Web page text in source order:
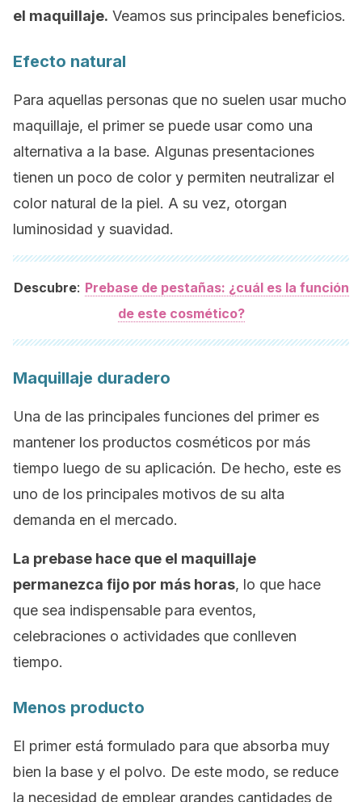
el maquillaje. Veamos sus principales beneficios.
Efecto natural
Para aquellas personas que no suelen usar mucho
maquillaje, el primer se puede usar como una
alternativa a la base. Algunas presentaciones
tienen un poco de color y permiten neutralizar el
color natural de la piel. A su vez, otorgan
luminosidad y suavidad.
Descubre: Prebase de pestañas: ¿cuál es la función
de este cosmético?
Maquillaje duradero
Una de las principales funciones del primer es
mantener los productos cosméticos por más
tiempo luego de su aplicación. De hecho, este es
uno de los principales motivos de su alta
demanda en el mercado.
La prebase hace que el maquillaje
permanezca fijo por más horas, lo que hace
que sea indispensable para eventos,
celebraciones o actividades que conlleven
tiempo.
Menos producto
El primer está formulado para que absorba muy
bien la base y el polvo. De este modo, se reduce
la necesidad de emplear grandes cantidades de